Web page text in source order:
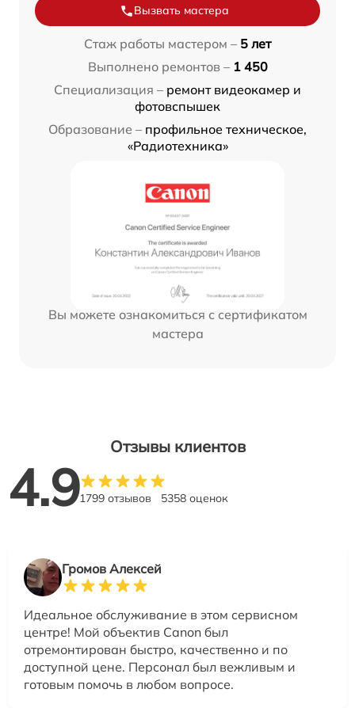
Вызвать мастера
Стаж работы мастером – 5 лет
Выполнено ремонтов – 1 450
Специализация – ремонт видеокамер и
фотовспышек
Образование – профильное техническое,
«Радиотехника»
Вы можете ознакомиться с сертификатом
мастера
Отзывы клиентов
4.91799 отзывов 5358 оценок
Громов Алексей
Идеальное обслуживание в этом сервисном
центре! Мой объектив Canon был
отремонтирован быстро, качественно и по
доступной цене. Персонал был вежливым и
готовым помочь в любом вопросе.